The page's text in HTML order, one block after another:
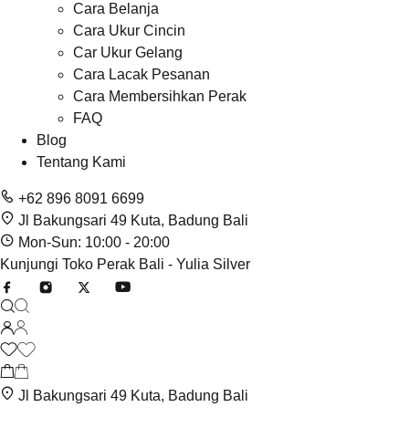
Cara Belanja
Cara Ukur Cincin
Car Ukur Gelang
Cara Lacak Pesanan
Cara Membersihkan Perak
FAQ
Blog
Tentang Kami
+62 896 8091 6699
Jl Bakungsari 49 Kuta, Badung Bali
Mon-Sun: 10:00 - 20:00
Kunjungi Toko Perak Bali - Yulia Silver
Jl Bakungsari 49 Kuta, Badung Bali